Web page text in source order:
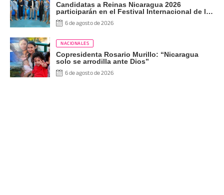
Candidatas a Reinas Nicaragua 2026
participarán en el Festival Internacional de las
Artes, Cultura y Gastronomía
6 de agosto de 2026
NACIONALES
Copresidenta Rosario Murillo: “Nicaragua
solo se arrodilla ante Dios”
6 de agosto de 2026